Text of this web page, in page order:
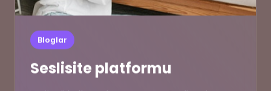
Bloglar
Seslisite platformu